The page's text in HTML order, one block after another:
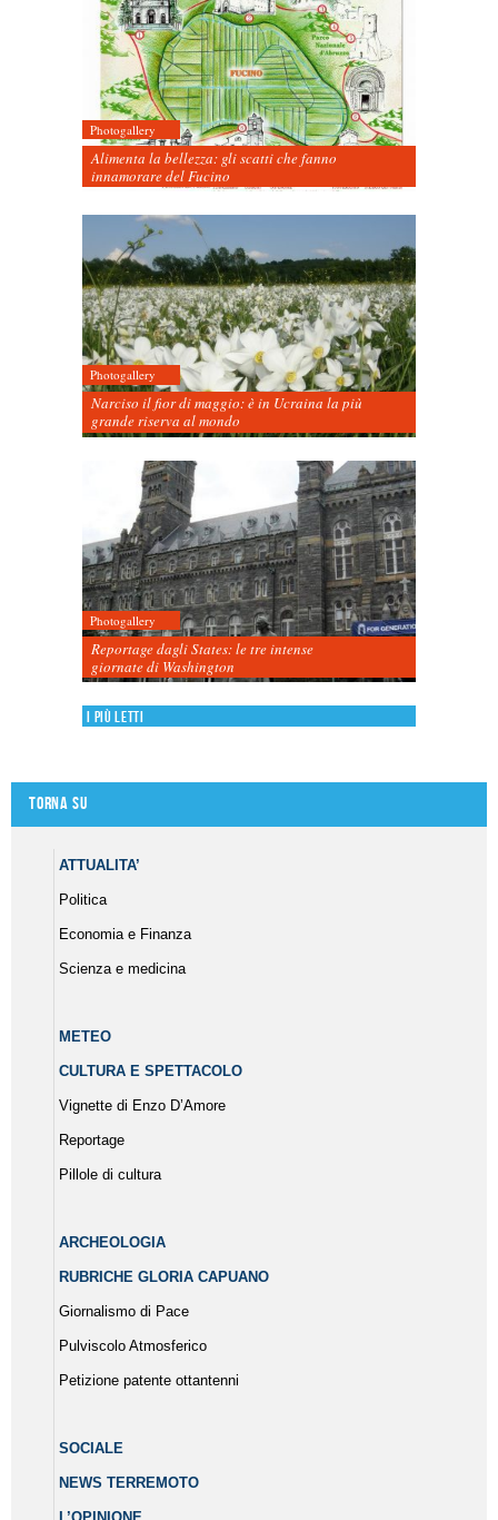
Photogallery
Alimenta la bellezza: gli scatti che fanno
innamorare del Fucino
Photogallery
Narciso il fior di maggio: è in Ucraina la più
grande riserva al mondo
Photogallery
Reportage dagli States: le tre intense
giornate di Washington
I più letti
Torna su
ATTUALITA’
Politica
Economia e Finanza
Scienza e medicina
METEO
CULTURA E SPETTACOLO
Vignette di Enzo D’Amore
Reportage
Pillole di cultura
ARCHEOLOGIA
RUBRICHE GLORIA CAPUANO
Giornalismo di Pace
Pulviscolo Atmosferico
Petizione patente ottantenni
SOCIALE
NEWS TERREMOTO